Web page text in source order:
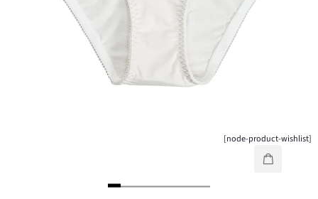
[node-product-wishlist]